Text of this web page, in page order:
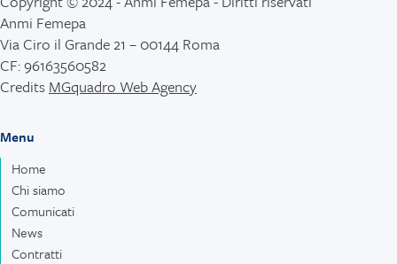
Anmi Femepa
Via Ciro il Grande 21 – 00144 Roma
CF: 96163560582
Credits MGquadro Web Agency
Menu
Home
Chi siamo
Comunicati
News
Contratti